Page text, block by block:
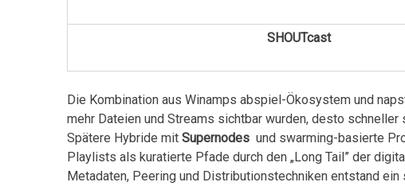
SHOUTcast
Die Kombination aus Winamps abspiel-Ökosystem und
mehr Dateien und Streams sichtbar wurden, desto‌
Spätere Hybride mit Supernodes
und swarming-basierte
Playlists als kuratierte Pfade durch den⁣ „Long Tail” der
Metadaten, Peering und Distributionstechniken entstand